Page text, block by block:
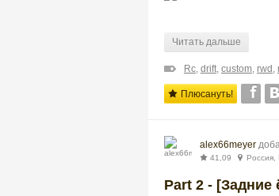
Читать дальше
Rc, drift, custom, rwd ,
Плюсануть!
alex66meyer
41,09 Россия,
Part 2 -